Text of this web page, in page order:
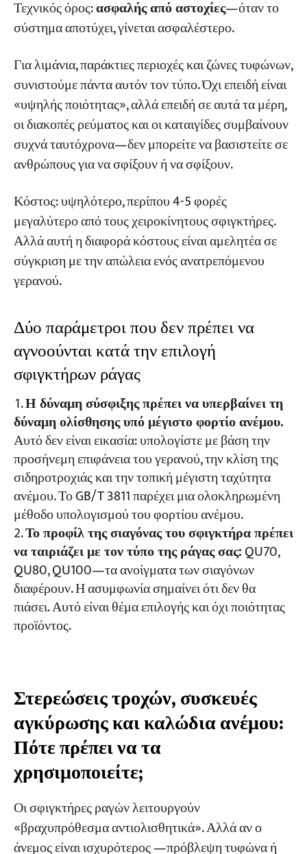
Τεχνικός όρος:ασφαλής από αστοχίες—όταν το
σύστημα αποτύχει, γίνεται ασφαλέστερο.
Για λιμάνια, παράκτιες περιοχές και ζώνες τυφώνων,
συνιστούμε πάντα αυτόν τον τύπο. Όχι επειδή είναι
«υψηλής ποιότητας», αλλά επειδή σε αυτά τα μέρη,
οι διακοπές ρεύματος και οι καταιγίδες συμβαίνουν
συχνά ταυτόχρονα—δεν μπορείτε να βασιστείτε σε
ανθρώπους για να σφίξουν ή να σφίξουν.
Κόστος: υψηλότερο, περίπου 4-5 φορές
μεγαλύτερο από τους χειροκίνητους σφιγκτήρες.
Αλλά αυτή η διαφορά κόστους είναι αμελητέα σε
σύγκριση με την απώλεια ενός ανατρεπόμενου
γερανού.
Δύο παράμετροι που δεν πρέπει να
αγνοούνται κατά την επιλογή
σφιγκτήρων ράγας
Η δύναμη σύσφιξης πρέπει να υπερβαίνει τη
δύναμη ολίσθησης υπό μέγιστο φορτίο ανέμου.
Αυτό δεν είναι εικασία: υπολογίστε με βάση την
προσήνεμη επιφάνεια του γερανού, την κλίση της
σιδηροτροχιάς και την τοπική μέγιστη ταχύτητα
ανέμου. Το GB/T 3811 παρέχει μια ολοκληρωμένη
μέθοδο υπολογισμού του φορτίου ανέμου.
Το προφίλ της σιαγόνας του σφιγκτήρα πρέπει
να ταιριάζει με τον τύπο της ράγας σας:QU70,
QU80, QU100—τα ανοίγματα των σιαγόνων
διαφέρουν. Η ασυμφωνία σημαίνει ότι δεν θα
πιάσει. Αυτό είναι θέμα επιλογής και όχι ποιότητας
προϊόντος.
Στερεώσεις τροχών, συσκευές
αγκύρωσης και καλώδια ανέμου:
Πότε πρέπει να τα
χρησιμοποιείτε;
Οι σφιγκτήρες ραγών λειτουργούν
«βραχυπρόθεσμα αντιολισθητικά». Αλλά αν ο
άνεμος είναι ισχυρότερος —πρόβλεψη τυφώνα ή